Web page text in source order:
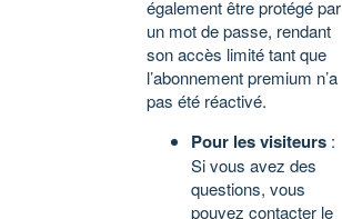
également être protégé par
un mot de passe, rendant
son accès limité tant que
l’abonnement premium n’a
pas été réactivé.
Pour les visiteurs :
Si vous avez des
questions, vous
pouvez contacter le